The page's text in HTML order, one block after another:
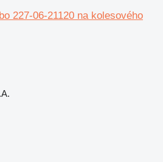
227-06-21120 na kolesového